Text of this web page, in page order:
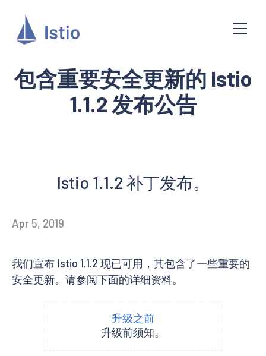
包含重要安全更新的 Istio
1.1.2 发布公告
Istio 1.1.2 补丁发布。
Apr 5, 2019
我们宣布 Istio 1.1.2 现已可用，其包含了一些重要的
安全更新。请参阅下面的详细资料。
升级之前
升级前须知。